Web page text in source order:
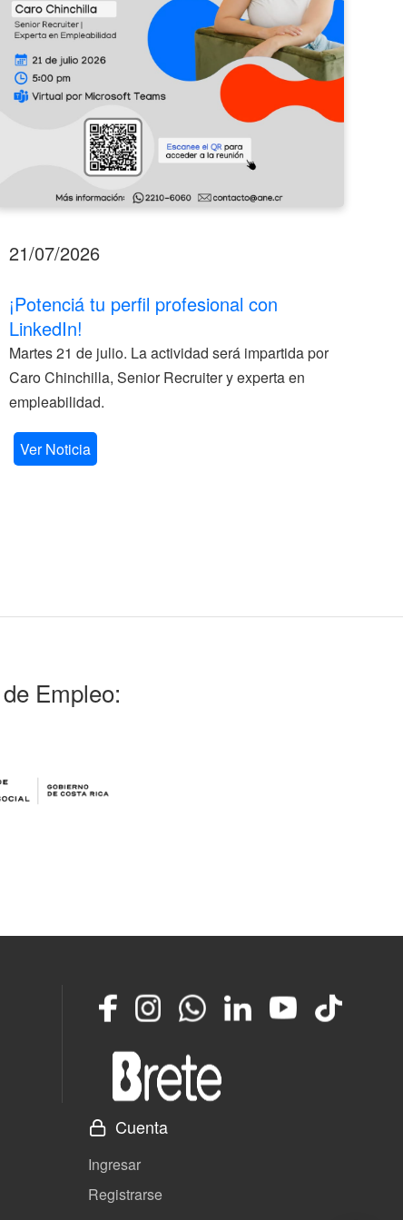
21/07/2026
¡Potenciá tu perfil profesional con
LinkedIn!
Martes 21 de julio. La actividad será impartida por
Caro Chinchilla, Senior Recruiter y experta en
empleabilidad.
Ver Noticia
Empleo:
FacebookInstagramWhatsappLinkedInYouTube
TikTok
Cuenta
Ingresar
Registrarse